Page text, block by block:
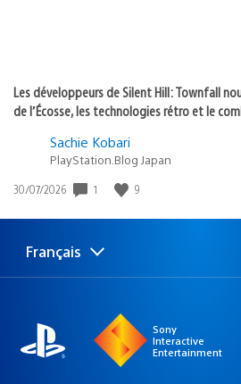
Les développeurs de Silent Hill: Townfall
de l’Écosse, les technologies rétro et le
Sachie Kobari
PlayStation.Blog Japan
Date
publication
30/07/2026 1 9
Choisir
une
Région
actuelle
Français
Sony
Interactive
Entertainment